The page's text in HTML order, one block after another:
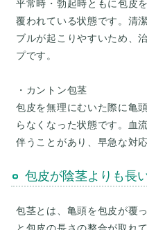
平常時・勃起時ともに包皮
覆われている状態です。清
ブルが起こりやすいため、
プです。
・カントン包茎
包皮を無理にむいた際に亀
らなくなった状態です。血
包皮が陰茎よりも長
包茎とは、亀頭を包皮が覆